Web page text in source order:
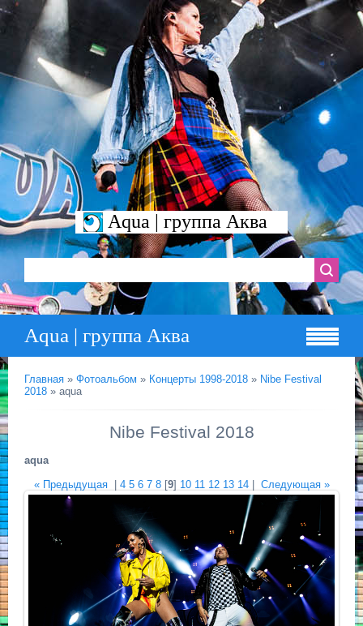
Aqua | группа Аква
Aqua | группа Аква
Главная » Фотоальбом » Концерты 1998-2018 » Nibe Festival
2018 » aqua
Nibe Festival 2018
aqua
« Предыдущая| 4 5 6 7 8[9] 10 11 12 13 14| Следующая »